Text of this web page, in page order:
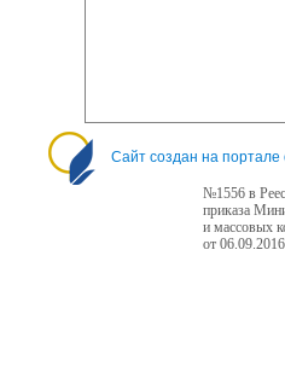
Сайт создан на
№1556 в
приказа
и массовых
от